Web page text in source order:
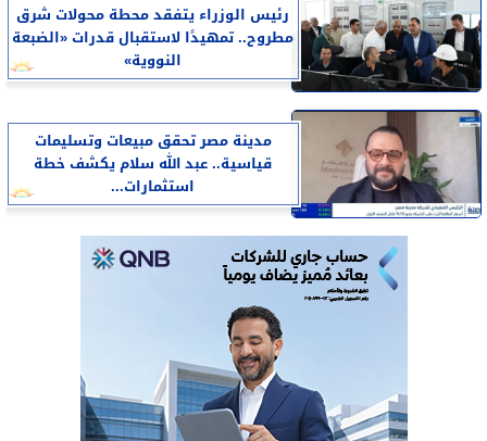
رئيس الوزراء يتفقد محطة محولات شرق
مطروح.. تمهيدًا لاستقبال قدرات «الضبعة
النووية»
مدينة مصر تحقق مبيعات وتسليمات
قياسية.. عبد الله سلام يكشف خطة
استثمارات...